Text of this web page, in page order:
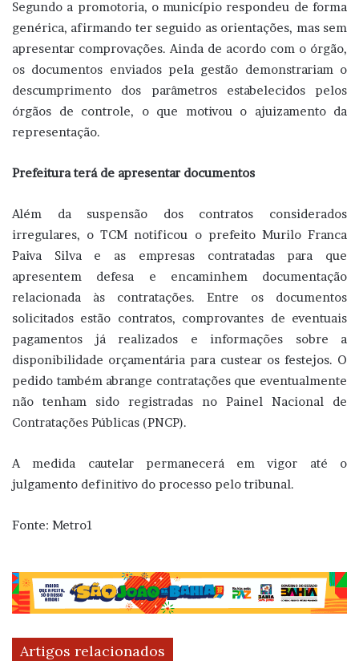
Segundo a promotoria, o município respondeu de forma
genérica, afirmando ter seguido as orientações, mas sem
apresentar comprovações. Ainda de acordo com o órgão,
os documentos enviados pela gestão demonstrariam o
descumprimento dos parâmetros estabelecidos pelos
órgãos de controle, o que motivou o ajuizamento da
representação.
Prefeitura terá de apresentar documentos
Além da suspensão dos contratos considerados
irregulares, o TCM notificou o prefeito Murilo Franca
Paiva Silva e as empresas contratadas para que
apresentem defesa e encaminhem documentação
relacionada às contratações. Entre os documentos
solicitados estão contratos, comprovantes de eventuais
pagamentos já realizados e informações sobre a
disponibilidade orçamentária para custear os festejos. O
pedido também abrange contratações que eventualmente
não tenham sido registradas no Painel Nacional de
Contratações Públicas (PNCP).
A medida cautelar permanecerá em vigor até o
julgamento definitivo do processo pelo tribunal.
Fonte: Metro1
Artigos relacionados